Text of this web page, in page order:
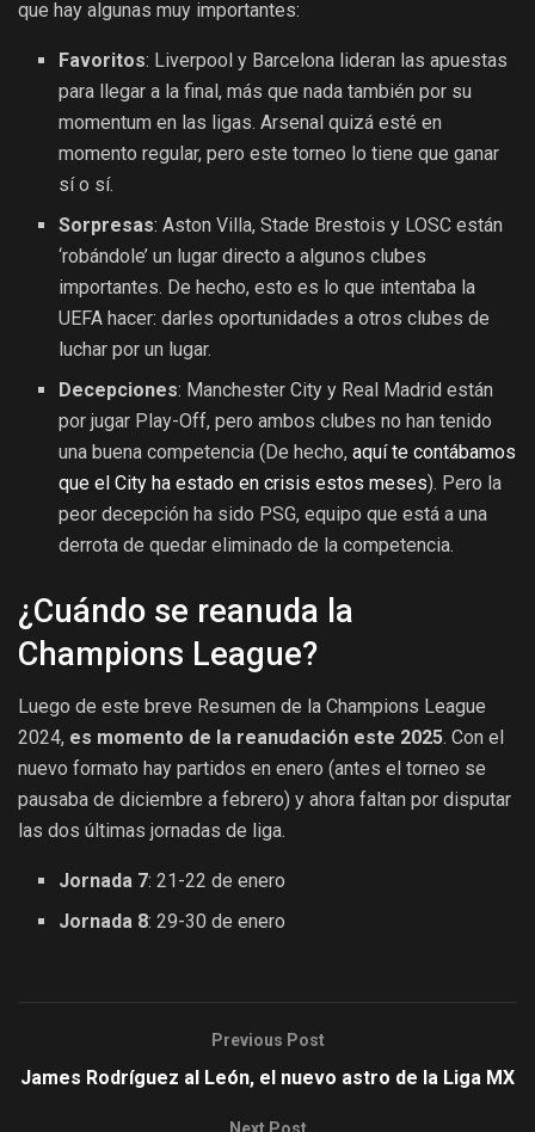
que hay algunas muy importantes:
Favoritos: Liverpool y Barcelona lideran las apuestas
para llegar a la final, más que nada también por su
momentum en las ligas. Arsenal quizá esté en
momento regular, pero este torneo lo tiene que ganar
sí o sí.
Sorpresas: Aston Villa, Stade Brestois y LOSC están
‘robándole’ un lugar directo a algunos clubes
importantes. De hecho, esto es lo que intentaba la
UEFA hacer: darles oportunidades a otros clubes de
luchar por un lugar.
Decepciones: Manchester City y Real Madrid están
por jugar Play-Off, pero ambos clubes no han tenido
una buena competencia (De hecho,aquí te contábamos
que el City ha estado en crisis estos meses). Pero la
peor decepción ha sido PSG, equipo que está a una
derrota de quedar eliminado de la competencia.
¿Cuándo se reanuda la
Champions League?
Luego de este breve Resumen de la Champions League
2024, es momento de la reanudación este 2025. Con el
nuevo formato hay partidos en enero (antes el torneo se
pausaba de diciembre a febrero) y ahora faltan por disputar
las dos últimas jornadas de liga.
Jornada 7: 21-22 de enero
Jornada 8: 29-30 de enero
Previous Post
James Rodríguez al León, el nuevo astro de la Liga MX